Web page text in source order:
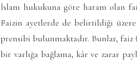
İslam hukukuna göre haram olan
Faizin ayetlerde de belirtildiği üzere
prensibi bulunmaktadır. Bunlar, faiz
bir varlığa bağlama, kâr ve zarar